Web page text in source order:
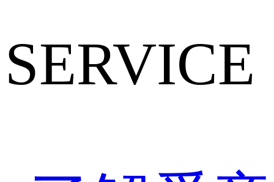
SERVICE